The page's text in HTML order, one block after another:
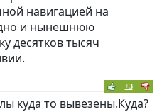
навигацией на
и нынешнюю
десятков тысяч
+3
куда то вывезены.Куда?